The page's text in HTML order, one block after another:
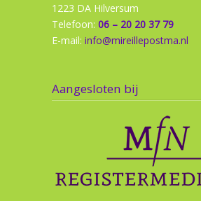
1223 DA Hilversum
Telefoon: 06 – 20 20 37 79
E-mail: info@mireillepostma.nl
Aangesloten bij